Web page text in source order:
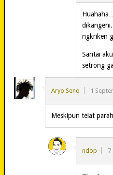
ngkriken
Santai
setrong
Aryo Seno 1
Meskipun telat
ndop 7